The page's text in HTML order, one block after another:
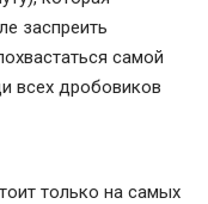
заспреить
самой
всех дробовиков
только на самых